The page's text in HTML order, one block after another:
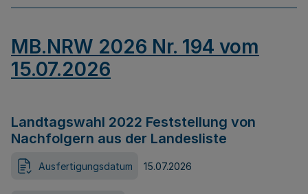
MB.NRW 2026 Nr. 194 vom
15.07.2026
Landtagswahl 2022 Feststellung von
Nachfolgern aus der Landesliste
Ausfertigungsdatum 15.07.2026